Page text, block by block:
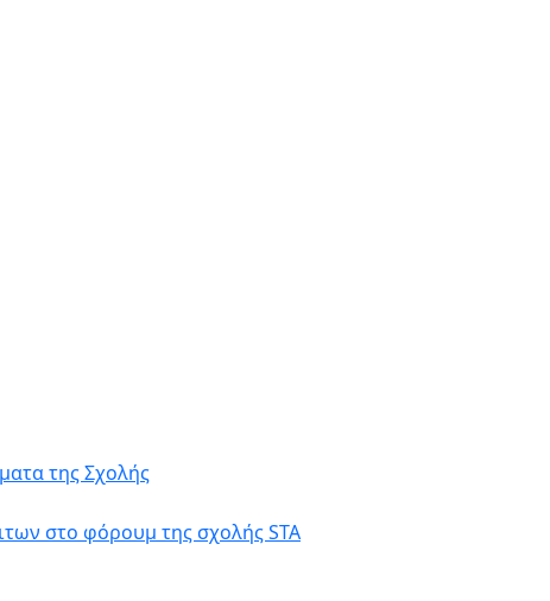
της Σχολής
στο φόρουμ της σχολής STA